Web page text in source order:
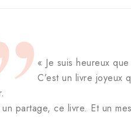
« Je suis heureux
C’est un livre joyeux
un partage, ce livre. Et un